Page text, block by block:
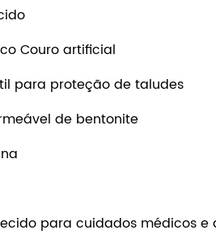
Couro artificial
para proteção de taludes
de bentonite
para cuidados médicos e